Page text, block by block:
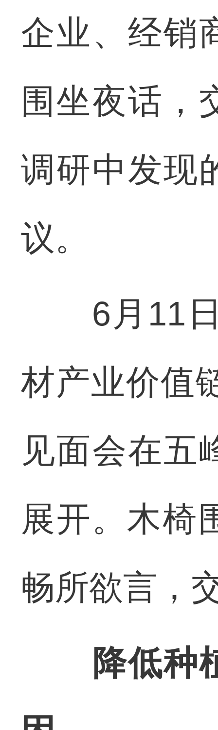
企业、经销
围坐夜话，
调研中发现
议。
6月11日
材产业价值
见面会在五
展开。木椅
畅所欲言，
降低种